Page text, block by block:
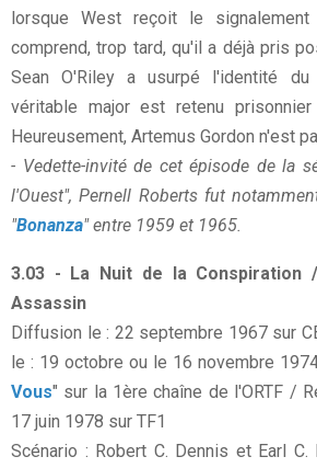
lorsque West reçoit le
comprend, trop tard, qu'il a déjà pris
Sean O'Riley a usurpé l'identité
véritable major est retenu
Heureusement, Artemus Gordon n'est
- Vedette-invité de cet épisode de la
l'Ouest", Pernell Roberts fut
"Bonanza" entre 1959 et 1965.
3.03 - La Nuit de la
Assassin
Diffusion le : 22 septembre 1967 sur
le : 19 octobre ou le 16 novembre
Vous" sur la 1ère chaîne de l'ORTF /
17 juin 1978 sur TF1
Scénario : Robert C. Dennis et Earl